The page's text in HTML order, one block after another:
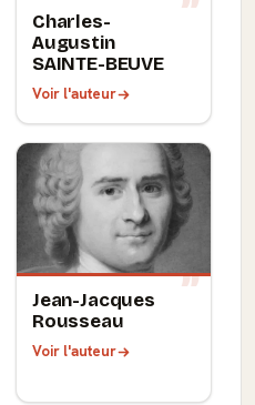
Charles-
Augustin
SAINTE-BEUVE
Voir l'auteur
Jean-Jacques
Rousseau
Voir l'auteur